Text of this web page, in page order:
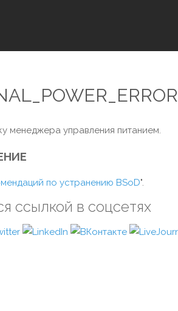
менеджера управления питанием.
по устранению BSoD".
ссылкой в соцсетях